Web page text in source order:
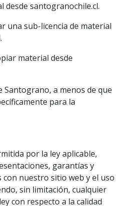
desde santogranochile.cl.
una sub-licencia de material
material desde
a menos de que
para la
por la ley aplicable,
garantías y
con nuestro sitio web y el uso
sin limitación, cualquier
con respecto a la calidad